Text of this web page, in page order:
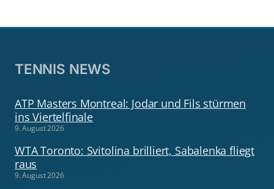
TENNIS NEWS
ATP Masters Montreal: Jodar und Fils stürmen
ins Viertelfinale
9. August 2026
WTA Toronto: Svitolina brilliert, Sabalenka fliegt
raus
9. August 2026